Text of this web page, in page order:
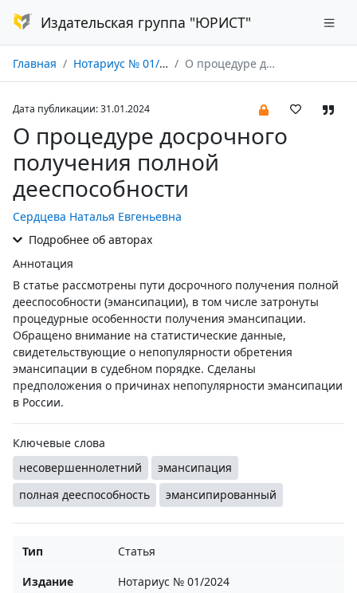
Издательская группа "ЮРИСТ"
Главная Нотариус № 01/2024 О процедуре досрочного получения полной дееспособности
Дата публикации: 31.01.2024
О процедуре досрочного
получения полной
дееспособности
Сердцева Наталья Евгеньевна
Подробнее об авторах
Аннотация
В статье рассмотрены пути досрочного получения полной
дееспособности (эмансипации), в том числе затронуты
процедурные особенности получения эмансипации.
Обращено внимание на статистические данные,
свидетельствующие о непопулярности обретения
эмансипации в судебном порядке. Сделаны
предположения о причинах непопулярности эмансипации
в России.
Ключевые слова
несовершеннолетний
эмансипация
полная дееспособность
эмансипированный
Тип
Статья
Издание
Нотариус № 01/2024